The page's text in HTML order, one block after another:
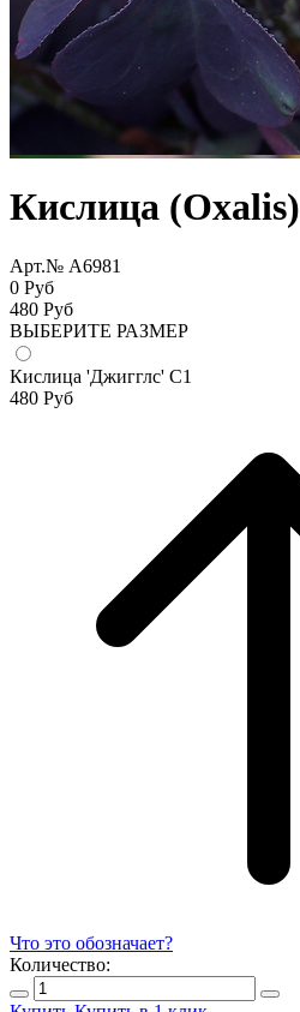
Кислица (Oxalis)
Арт.№ A6981
0 Руб
480 Руб
ВЫБЕРИТЕ РАЗМЕР
Кислица 'Джигглс' С1
480 Руб
Что это обозначает?
Количество: